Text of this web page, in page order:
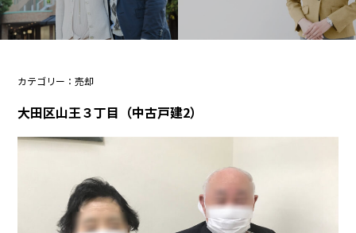
カテゴリー：売却
大田区山王３丁目（中古戸建2）